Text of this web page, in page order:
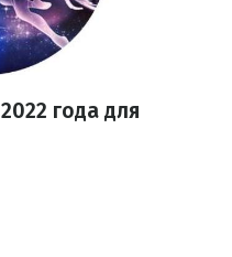
2022 года для